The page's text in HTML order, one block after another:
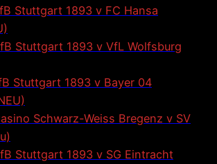
Stuttgart 1893 v FC Hansa
Stuttgart 1893 v VfL Wolfsburg
Stuttgart 1893 v Bayer 04
Schwarz-Weiss Bregenz v SV
Stuttgart 1893 v SG Eintracht